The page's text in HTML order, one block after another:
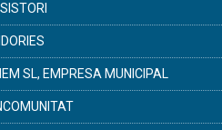
SL, EMPRESA MUNICIPAL